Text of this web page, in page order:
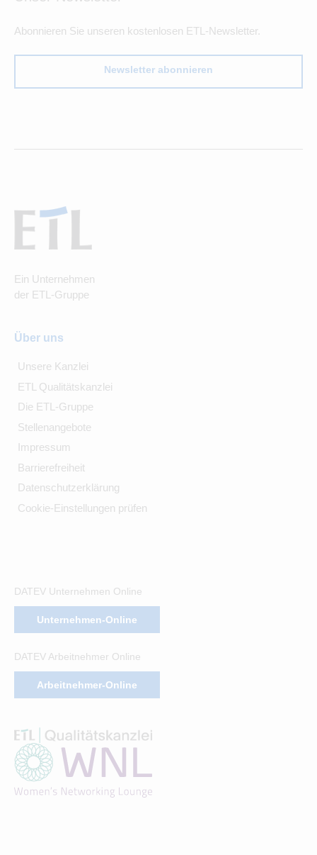
Abonnieren Sie unseren kostenlosen ETL-Newsletter.
Newsletter abonnieren
Ein Unternehmen
der ETL-Gruppe
Über uns
Unsere Kanzlei
ETL Qualitätskanzlei
Die ETL-Gruppe
Stellenangebote
Impressum
Barrierefreiheit
Datenschutzerklärung
Cookie-Einstellungen prüfen
DATEV Unternehmen Online
Unternehmen-Online
DATEV Arbeitnehmer Online
Arbeitnehmer-Online